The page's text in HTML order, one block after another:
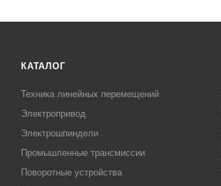
КАТАЛОГ
Техника линейных перемещений
Электропривод
Электрошпиндели
Промышленные трансмиссии
Поворотные устройства